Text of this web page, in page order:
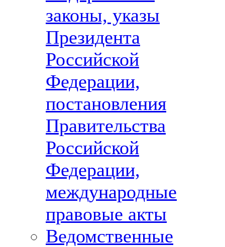
законы, указы
Президента
Российской
Федерации,
постановления
Правительства
Российской
Федерации,
международные
правовые акты
Ведомственные